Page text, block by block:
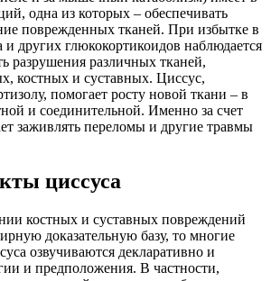
одна из которых – обеспечивать
поврежденных тканей. При избытке в
и других глюкокортикоидов наблюдается
разрушения различных тканей,
костных и суставных. Циссус,
помогает росту новой ткани – в
и соединительной. Именно за счет
заживлять переломы и другие травмы
циссуса
костных и суставных повреждений
доказательную базу, то многие
озвучиваются декларативно и
и предположения. В частности,